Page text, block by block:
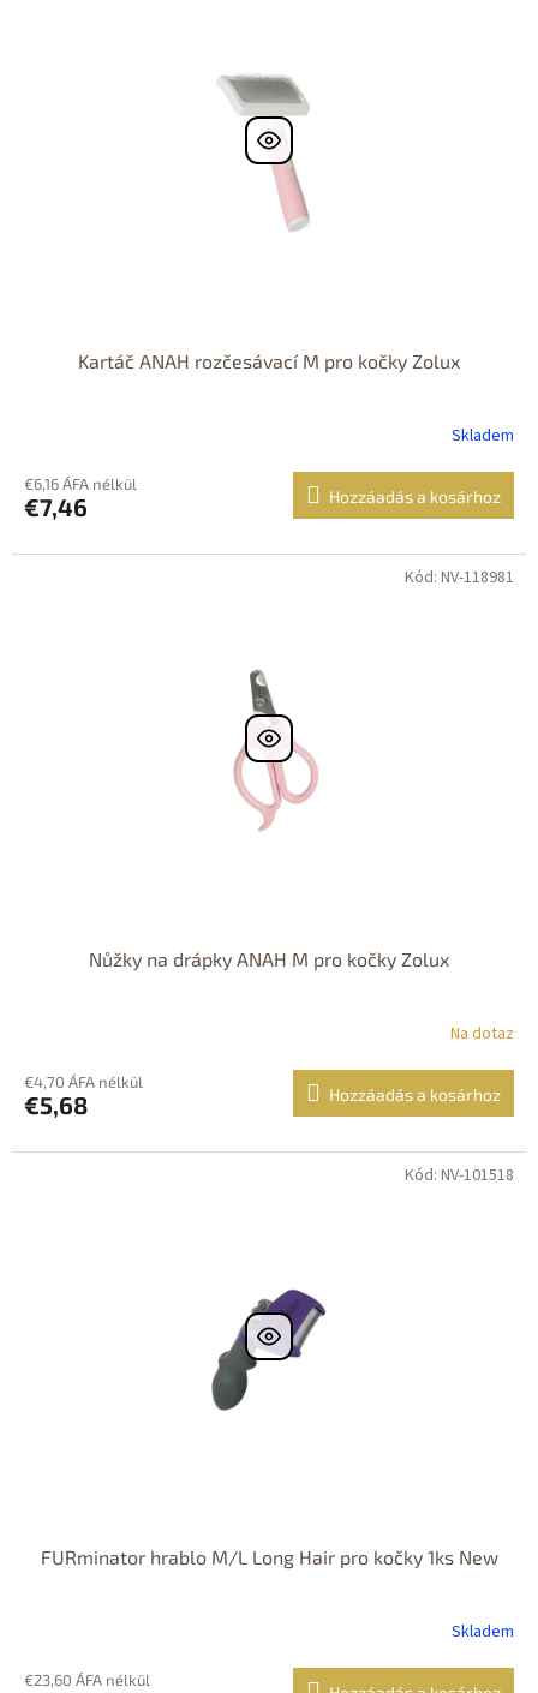
Kartáč ANAH rozčesávací M pro kočky Zolux
Skladem
€6,16 ÁFA nélkül
€7,46 Hozzáadás a kosárhoz
Nůžky na drápky ANAH M pro kočky Zolux
Na dotaz
€4,70 ÁFA nélkül
€5,68 Hozzáadás a kosárhoz
Kód: NV-118981
FURminator hrablo M/L Long Hair pro kočky 1ks New
Skladem
€23,60 ÁFA nélkül
Kód: NV-101518